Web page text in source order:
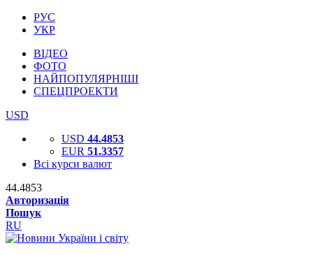
РУС
УКР
ВІДЕО
ФОТО
НАЙПОПУЛЯРНІШІ
СПЕЦПРОЕКТИ
USD
USD 44.4853
EUR 51.3357
Всі курси валют
44.4853
Авторизація
Пошук
RU